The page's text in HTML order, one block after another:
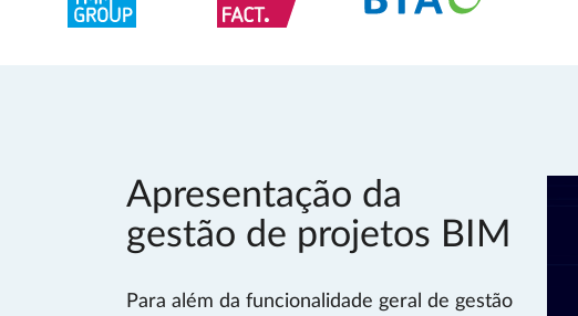
Apresentação da
gestão de projetos BIM
Para além da funcionalidade geral de gestão